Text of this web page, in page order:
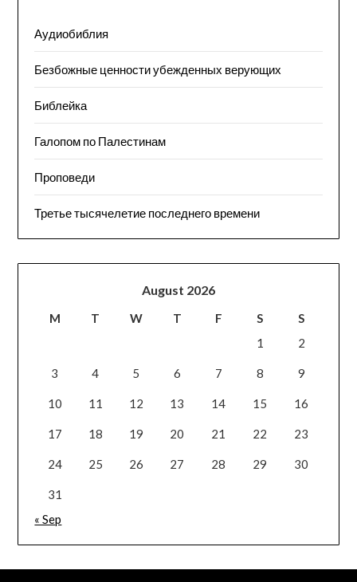
Аудиобиблия
Безбожные ценности убежденных верующих
Библейка
Галопом по Палестинам
Проповеди
Третье тысячелетие последнего времени
August 2026
M T W T F S
S
1
2
3 4 5 6 7 8 9
10 11 12 13 14 15 16
17 18 19 20 21 22 23
24 25 26 27 28 29 30
31
« Sep